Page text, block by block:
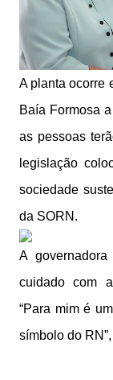
A planta ocorre
Baía Formosa
as pessoas
legislação
sociedade
da SORN.
A
cuidado com
“Para mim é
símbolo do